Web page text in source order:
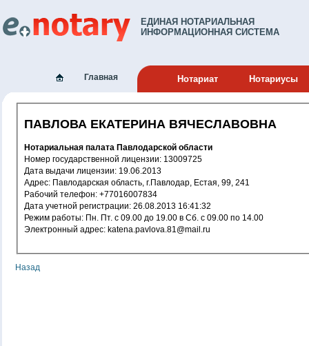
ЕДИНАЯ НОТАРИАЛЬНАЯ
ИНФОРМАЦИОННАЯ СИСТЕМА
Главная Нотариат Нотариусы
ПАВЛОВА ЕКАТЕРИНА ВЯЧЕСЛАВОВНА
Нотариальная палата Павлодарской области
Номер государственной лицензии: 13009725
Дата выдачи лицензии: 19.06.2013
Адрес: Павлодарская область, г.Павлодар, Естая, 99, 241
Рабочий телефон: +77016007834
Дата учетной регистрации: 26.08.2013 16:41:32
Режим работы: Пн. Пт. с 09.00 до 19.00 в Сб. с 09.00 по 14.00
Электронный адрес: katena.pavlova.81@mail.ru
Назад